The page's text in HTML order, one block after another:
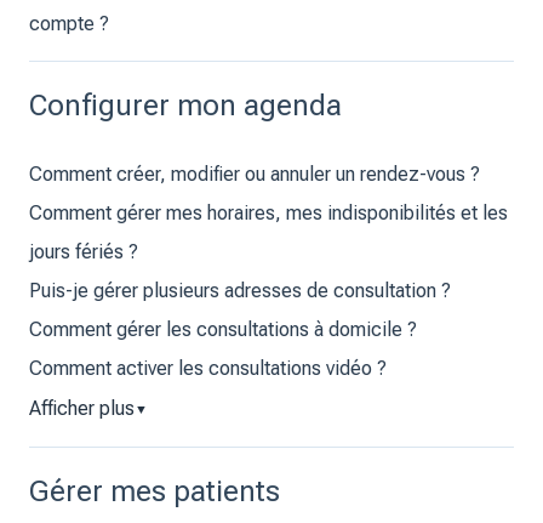
compte ?
Configurer mon agenda
Comment créer, modifier ou annuler un rendez-vous ?
Comment gérer mes horaires, mes indisponibilités et les
jours fériés ?
Puis-je gérer plusieurs adresses de consultation ?
Comment gérer les consultations à domicile ?
Comment activer les consultations vidéo ?
Afficher plus ▼
Gérer mes patients